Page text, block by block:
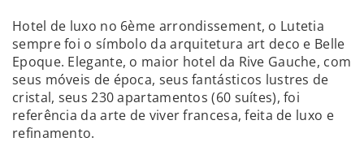
Hotel de luxo no 6ème arrondissement, o Lutetia
sempre foi o símbolo da arquitetura art deco e Belle
Epoque. Elegante, o maior hotel da Rive Gauche, com
seus móveis de época, seus fantásticos lustres de
cristal, seus 230 apartamentos (60 suítes), foi
referência da arte de viver francesa, feita de luxo e
refinamento.